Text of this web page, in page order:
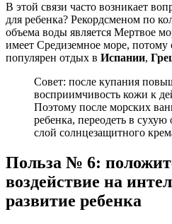
В этой связи часто возникает
для ребенка? Рекордсменом по
объема воды является Мертвое
имеет Средиземное море, потому
популярен отдых в Испании,
Совет: после купания
восприимчивость кожи к
Поэтому после морских
ребенка, переодеть в
слой солнцезащитного
Польза № 6:
воздействие на
развитие ребенка